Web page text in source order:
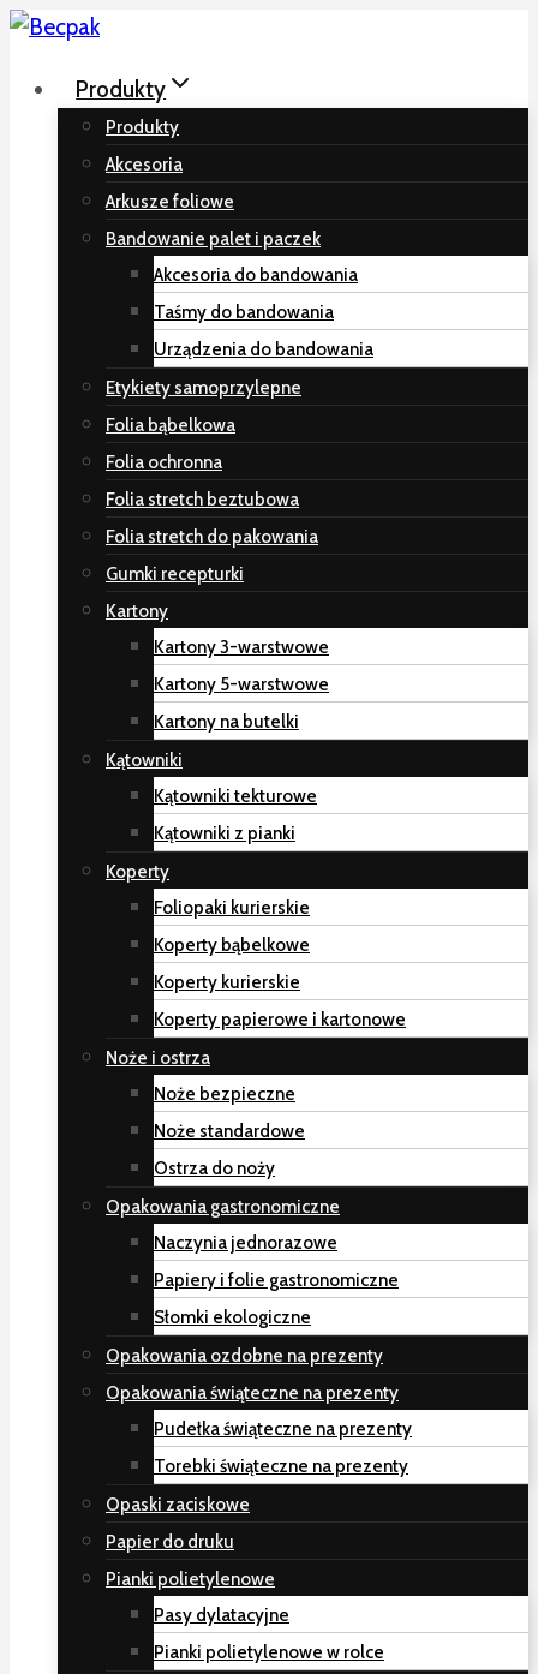
Przeskocz
treści
Produkty
Produkty
Akcesoria
Arkusze foliowe
Bandowanie palet i paczek
Akcesoria do bandowania
Taśmy do bandowania
Urządzenia do bandowania
Etykiety samoprzylepne
Folia bąbelkowa
Folia ochronna
Folia stretch beztubowa
Folia stretch do pakowania
Gumki recepturki
Kartony
Kartony 3-warstwowe
Kartony 5-warstwowe
Kartony na butelki
Kątowniki
Kątowniki tekturowe
Kątowniki z pianki
Koperty
Foliopaki kurierskie
Koperty bąbelkowe
Koperty kurierskie
Koperty papierowe i kartonowe
Noże i ostrza
Noże bezpieczne
Noże standardowe
Ostrza do noży
Opakowania gastronomiczne
Naczynia jednorazowe
Papiery i folie gastronomiczne
Słomki ekologiczne
Opakowania ozdobne na prezenty
Opakowania świąteczne na prezenty
Pudełka świąteczne na prezenty
Torebki świąteczne na prezenty
Opaski zaciskowe
Papier do druku
Pianki polietylenowe
Pasy dylatacyjne
Pianki polietylenowe w rolce